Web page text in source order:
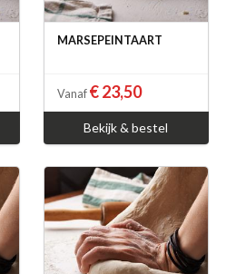
MARSEPEINTAART
Vanaf € 23,50
Bekijk & bestel